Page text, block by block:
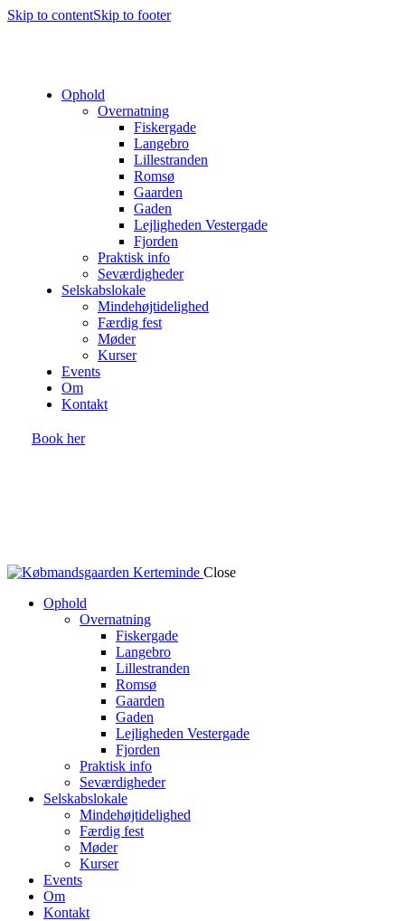
Skip to contentSkip to footer
Ophold
Overnatning
Fiskergade
Langebro
Lillestranden
Romsø
Gaarden
Gaden
Lejligheden Vestergade
Fjorden
Praktisk info
Seværdigheder
Selskabslokale
Mindehøjtidelighed
Færdig fest
Møder
Kurser
Events
Om
Kontakt
Book her
Close
Ophold
Overnatning
Fiskergade
Langebro
Lillestranden
Romsø
Gaarden
Gaden
Lejligheden Vestergade
Fjorden
Praktisk info
Seværdigheder
Selskabslokale
Mindehøjtidelighed
Færdig fest
Møder
Kurser
Events
Om
Kontakt